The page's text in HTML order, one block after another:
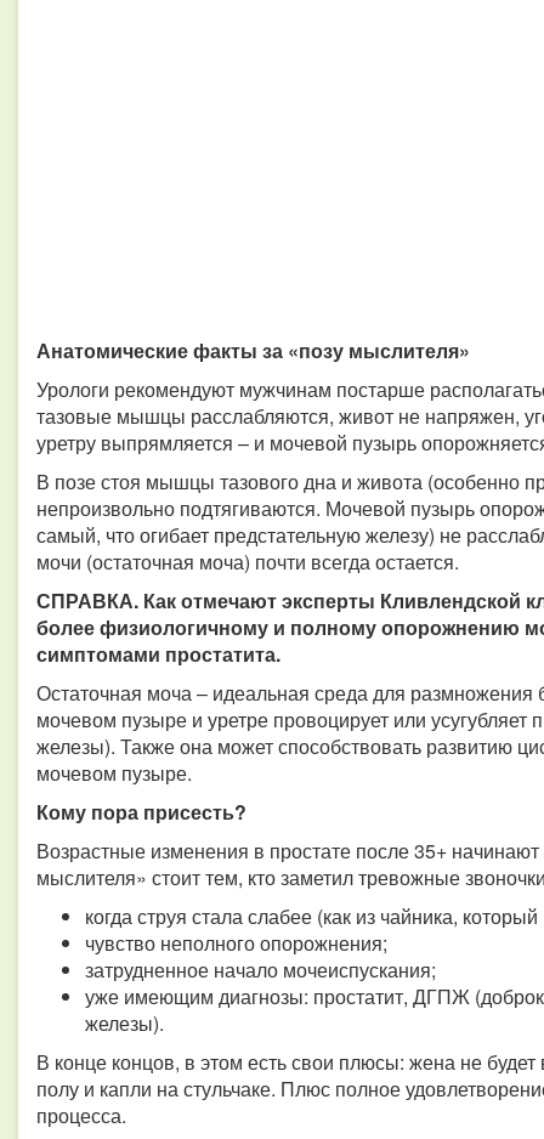
Анатомические факты за «позу мыслителя»
Урологи рекомендуют мужчинам постарше
тазовые мышцы расслабляются, живот не напряжен,
уретру выпрямляется – и мочевой пузырь
В позе стоя мышцы тазового дна и живота (особенно
непроизвольно подтягиваются. Мочевой пузырь
самый, что огибает предстательную железу) не
мочи (остаточная моча) почти всегда остается.
СПРАВКА. Как отмечают эксперты Кливлендской
более физиологичному и полному опорожнению
симптомами простатита.
Остаточная моча – идеальная среда для размножения
мочевом пузыре и уретре провоцирует или усугубляет
железы). Также она может способствовать развитию
мочевом пузыре.
Кому пора присесть?
Возрастные изменения в простате после 35+
мыслителя» стоит тем, кто заметил тревожные
когда струя стала слабее (как из чайника,
чувство неполного опорожнения;
затрудненное начало мочеиспускания;
уже имеющим диагнозы: простатит, ДГПЖ
железы).
В конце концов, в этом есть свои плюсы: жена не
полу и капли на стульчаке. Плюс полное
процесса.